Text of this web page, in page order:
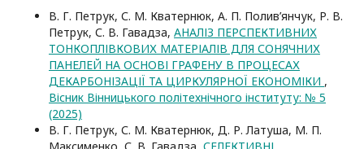
В. Г. Петрук, С. М. Кватернюк, А. П. Полив’янчук, Р. В.
Петрук, С. В. Гавадза, АНАЛІЗ ПЕРСПЕКТИВНИХ
ТОНКОПЛІВКОВИХ МАТЕРІАЛІВ ДЛЯ СОНЯЧНИХ
ПАНЕЛЕЙ НА ОСНОВІ ГРАФЕНУ В ПРОЦЕСАХ
ДЕКАРБОНІЗАЦІЇ ТА ЦИРКУЛЯРНОЇ ЕКОНОМІКИ ,
Вісник Вінницького політехнічного інституту: № 5
(2025)
В. Г. Петрук, С. М. Кватернюк, Д. Р. Латуша, М. П.